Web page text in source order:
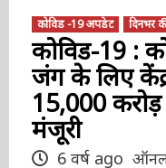
कोविड -19 अपडेट दिनभर
कोविड-19 :
खिलाफ जंग के
लिए
को दी मंजूरी
6 वर्ष ago